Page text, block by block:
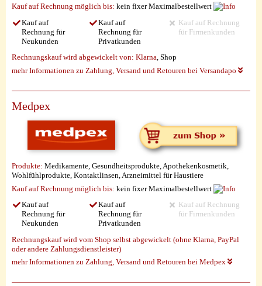
Kauf auf Rechnung möglich bis: kein fixer Maximalbestellwert
Kauf auf
Rechnung für
Neukunden
Kauf auf
Rechnung für
Privatkunden
Kauf auf Rechnung
für Firmenkunden
Rechnungskauf wird abgewickelt von: Klarna, Shop
mehr Informationen zu Zahlung, Versand und Retouren bei Versandapo
Medpex
Produkte: Medikamente, Gesundheitsprodukte, Apothekenkosmetik,
Wohlfühlprodukte, Kontaktlinsen, Arzneimittel für Haustiere
Kauf auf Rechnung möglich bis: kein fixer Maximalbestellwert
Kauf auf
Rechnung für
Neukunden
Kauf auf
Rechnung für
Privatkunden
Kauf auf Rechnung
für Firmenkunden
Rechnungskauf wird vom Shop selbst abgewickelt (ohne Klarna, PayPal
oder andere Zahlungsdienstleister)
mehr Informationen zu Zahlung, Versand und Retouren bei Medpex